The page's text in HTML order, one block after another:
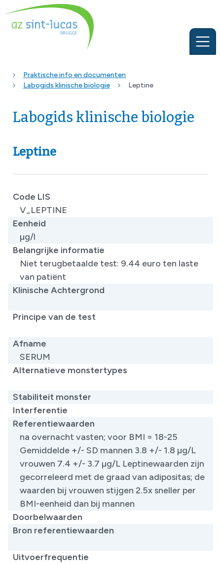
Praktische info en documenten
Labogids klinische biologie
Leptine
Labogids klinische biologie
Leptine
Code LIS
V_LEPTINE
Eenheid
µg/l
Belangrijke informatie
Niet terugbetaalde test: 9.44 euro ten laste
van patiënt
Klinische Achtergrond
Principe van de test
Afname
SERUM
Alternatieve monstertypes
Stabiliteit monster
Interferentie
Referentiewaarden
na overnacht vasten; voor BMI = 18-25
Gemiddelde +/- SD mannen 3.8 +/- 1.8 µg/L
vrouwen 7.4 +/- 3.7 µg/L Leptinewaarden zijn
gecorreleerd met de graad van adipositas; de
waarden bij vrouwen stijgen 2.5x sneller per
BMI-eenheid dan bij mannen
Doorbelwaarden
Bron referentiewaarden
Uitvoerfrequentie